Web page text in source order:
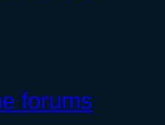
forums